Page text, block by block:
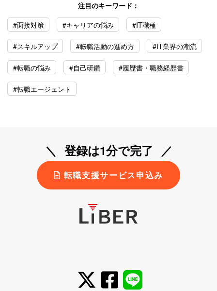
注目のキーワード：
#面接対策
#キャリアの悩み #IT職種
#スキルアップ #転職活動の進め方 #IT業界の潮流
#転職の悩み #自己研鑽 #履歴書・職務経歴書
#転職エージェント
登録は1分で完了
転職支援サービス申込み